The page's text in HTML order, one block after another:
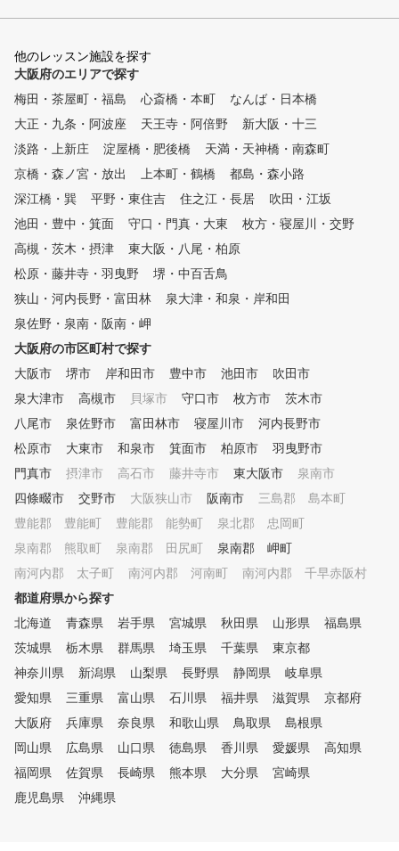
いただきます。 お客様が、最
いただけるように、驚きの低価
格と、安心の定額料金で、あり
そうでなかった「レッスン受け
放題」を実現しております。
ゴルフの上達を目指す皆様のご
入会を、心よりお待ちしており
していただき、ぜひ皆様の目標
を達成してください。 親切な
教え方で定評がある、元プロ野
球選手 近田豊年プロのレッス
ンも受けられます。 スタッフ
一同、全力でサポートさせてい
ます！ ゴルフ始めたての時こ
そ、ゴルフスクールで正
ォームやマナーを学び、
く楽しく上達していきま
！ もちろん経験者の方も、100
行い ゴルフ仲間を わっ！
かせる成果を出せるよう
ュレーションマシンで、
にせず自分のゴルフに集
る環境で上達できます。 パー
ソナルレッスンで、フォ
しっかりチェックしなが
み解決に向けて、無理な
三脚で歩めるような指導
けています。 道具やウェアの
無料貸し出しも行ってい
で、休日だけでなくお仕
にも安心して通うことが
も、チキンゴルフをあな
と嬉しいです！
他のレッスン施設を探す
大阪府のエリアで探す
梅田・茶屋町・福島
心斎橋・本町
なんば・日本橋
大正・九条・阿波座
天王寺・阿倍野
新大阪・十三
淡路・上新庄
淀屋橋・肥後橋
天満・天神橋・南森町
京橋・森ノ宮・放出
上本町・鶴橋
都島・森小路
深江橋・巽
平野・東住吉 住之江・長居
吹田・江坂
池田・豊中・箕面
守口・門真・大東
枚方・寝屋川・交野
高槻・茨木・摂津
東大阪・八尾・柏原
松原・藤井寺・羽曳野
堺・中百舌鳥
狭山・河内長野・富田林
泉大津・和泉・岸和田
泉佐野・泉南・阪南・岬
大阪府の市区町村で探す
大阪市
堺市 岸和田市 豊中市 池田市
吹田市
泉大津市
高槻市 貝塚市 守口市 枚方市
茨木市
八尾市
泉佐野市 富田林市 寝屋川市
河内長野市
松原市
大東市 和泉市 箕面市 柏原市
羽曳野市
門真市
摂津市 高石市 藤井寺市 東大阪市
泉南市
四條畷市
交野市 大阪狭山市 阪南市
三島郡 島本町
豊能郡 豊能町
豊能郡 能勢町
泉北郡 忠岡町
泉南郡 熊取町
泉南郡 田尻町
泉南郡 岬町
南河内郡 太子町
南河内郡 河南町
南河内郡 千早赤阪村
都道府県から探す
北海道
青森県 岩手県 宮城県 秋田県 山形県
福島県
茨城県
栃木県 群馬県 埼玉県 千葉県
東京都
神奈川県
新潟県 山梨県 長野県 静岡県
岐阜県
愛知県
三重県 富山県 石川県 福井県 滋賀県
京都府
大阪府
兵庫県 奈良県 和歌山県 鳥取県
島根県
岡山県
広島県 山口県 徳島県 香川県 愛媛県
高知県
福岡県
佐賀県 長崎県 熊本県 大分県
宮崎県
鹿児島県
沖縄県